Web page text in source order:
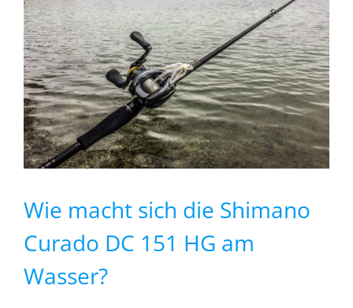
Wie macht sich die Shimano
Curado DC 151 HG am
Wasser?